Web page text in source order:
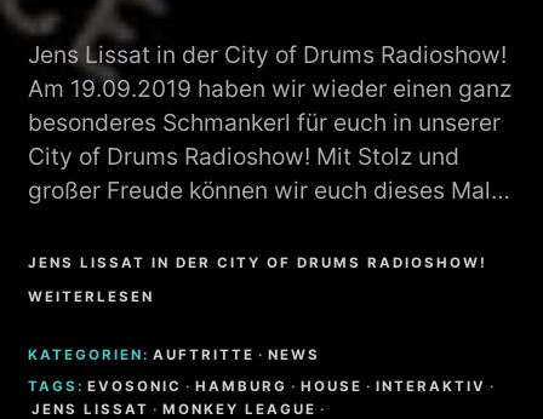
Jens Lissat in der City of Drums Radioshow!
Am 19.09.2019 haben wir wieder einen ganz
besonderes Schmankerl für euch in unserer
City of Drums Radioshow! Mit Stolz und
großer Freude können wir euch dieses Mal…
JENS LISSAT IN DER CITY OF DRUMS RADIOSHOW!
WEITERLESEN
KATEGORIEN: AUFTRITTE · NEWS
TAGS: EVOSONIC · HAMBURG · HOUSE · INTERAKTIV ·
JENS LISSAT · MONKEY LEAGUE ·